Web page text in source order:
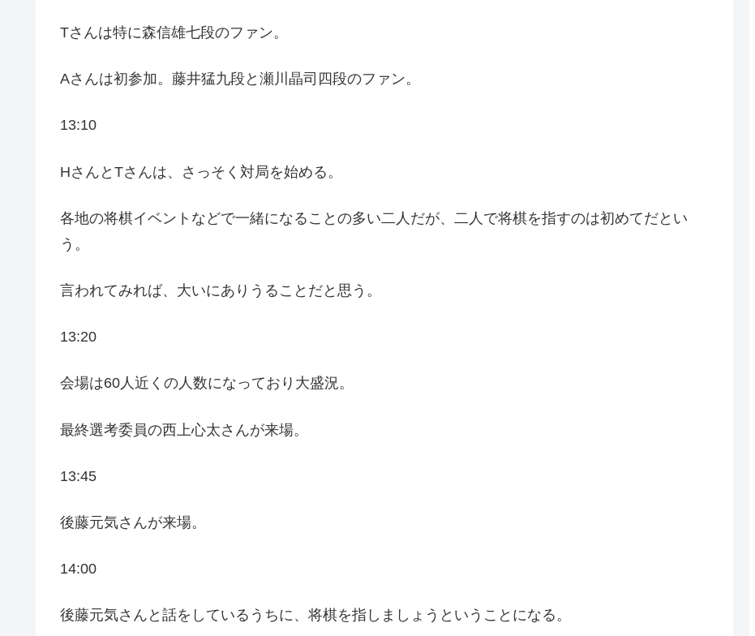
Tさんは特に森信雄七段のファン。
Aさんは初参加。藤井猛九段と瀬川晶司四段のファン。
13:10
HさんとTさんは、さっそく対局を始める。
各地の将棋イベントなどで一緒になることの多い二人だが、二人で将棋を指すのは初めてだとい
う。
言われてみれば、大いにありうることだと思う。
13:20
会場は60人近くの人数になっており大盛況。
最終選考委員の西上心太さんが来場。
13:45
後藤元気さんが来場。
14:00
後藤元気さんと話をしているうちに、将棋を指しましょうということになる。